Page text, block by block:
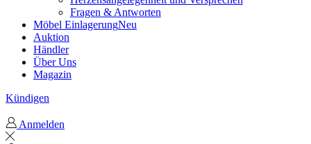
Fragen & Antworten
Möbel EinlagerungNeu
Auktion
Händler
Über Uns
Magazin
Kündigen
Anmelden